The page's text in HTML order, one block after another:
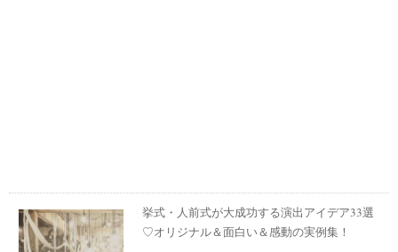
挙式・人前式が大成功する演出アイデア33選
♡オリジナル＆面白い＆感動の実例集！